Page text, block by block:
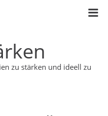
zu stärken und ideell zu